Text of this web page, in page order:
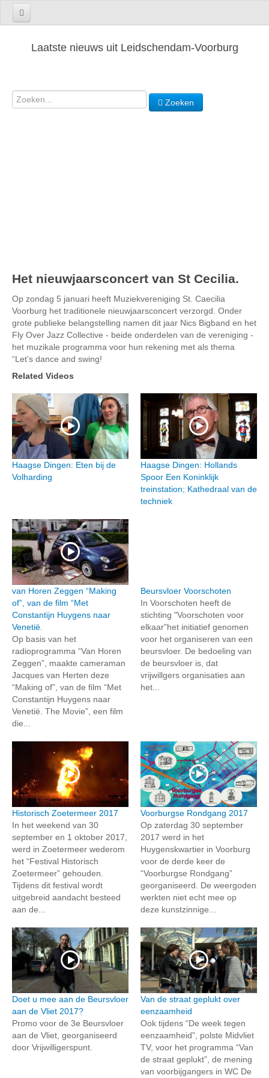
Laatste nieuws uit Leidschendam-Voorburg
Zoeken
Het nieuwjaarsconcert van St Cecilia.
Op zondag 5 januari heeft Muziekvereniging St. Caecilia
Voorburg het traditionele nieuwjaarsconcert verzorgd. Onder
grote publieke belangstelling namen dit jaar Nics Bigband en het
Fly Over Jazz Collective - beide onderdelen van de vereniging -
het muzikale programma voor hun rekening met als thema
“Let’s dance and swing!
Related Videos
Haagse Dingen: Eten bij de
Volharding
Haagse Dingen: Hollands
Spoor Een Koninklijk
treinstation; Kathedraal van de
techniek
van Horen Zeggen “Making
of”, van de film “Met
Constantijn Huygens naar
Venetië.
Op basis van het
radioprogramma “Van Horen
Zeggen”, maakte cameraman
Jacques van Herten deze
“Making of”, van de film “Met
Constantijn Huygens naar
Venetië. The Movie”, een film
die...
Beursvloer Voorschoten
In Voorschoten heeft de
stichting "Voorschoten voor
elkaar"het initiatief genomen
voor het organiseren van een
beursvloer. De bedoeling van
de beursvloer is, dat
vrijwillgers organisaties aan
het...
Historisch Zoetermeer 2017
In het weekend van 30
september en 1 oktober 2017,
werd in Zoetermeer wederom
het “Festival Historisch
Zoetermeer” gehouden.
Tijdens dit festival wordt
uitgebreid aandacht besteed
aan de...
Voorburgse Rondgang 2017
Op zaterdag 30 september
2017 werd in het
Huygenskwartier in Voorburg
voor de derde keer de
“Voorburgse Rondgang”
georganiseerd. De weergoden
werkten niet echt mee op
deze kunstzinnige...
Doet u mee aan de Beursvloer
aan de Vliet 2017?
Promo voor de 3e Beursvloer
aan de Vliet, georganiseerd
door Vrijwilligerspunt.
Van de straat geplukt over
eenzaamheid
Ook tijdens “De week tegen
eenzaamheid”, polste Midvliet
TV, voor het programma “Van
de straat geplukt”, de mening
van voorbijgangers in WC De